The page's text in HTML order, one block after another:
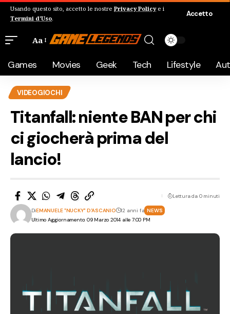
Usando questo sito, accetto le nostre Privacy Policye i
Termini d'Uso.
Accetto
Aa
Games Movies Geek Tech Lifestyle
VIDEOGIOCHI
Titanfall: niente BAN per chi
ci giocherà prima del
lancio!
Ultimo Aggiornamento: 09 Marzo 2014 alle 7:00 PM
DiEMANUELE "NUCKY" D'ASCANIO 12 anni fa NEWS
Lettura da 0 minuti